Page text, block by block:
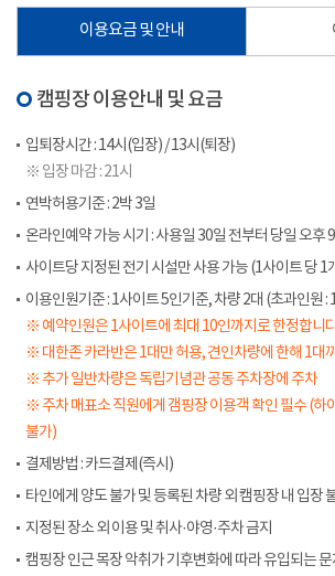
이용요금 및 안내
캠핑장 이용안내 및 요금
입퇴장시간 : 14시(입장) / 13시(퇴장)
※ 입장 마감 : 21시
연박허용기준 : 2박 3일
온라인예약 가능 시기 : 사용일 30일 전부터 당일 오후
사이트당 지정된 전기 시설만 사용 가능 (1사이트 당 1
이용인원기준 : 1사이트 5인기준, 차량 2대 (초과인원 :
※ 예약인원은 1사이트에 최대 10인까지로 한정합니
※ 대한존 카라반은 1대만 허용, 견인차량에 한해 1대
※ 추가 일반차량은 독립기념관 공동 주차장에 주차
※ 주차 매표소 직원에게 갬핑장 이용객 확인 필수 (하
불가)
결제방법 : 카드결제(즉시)
타인에게 양도 불가 및 등록된 차량 외 캠핑장 내 입장
지정된 장소 외 이용 및 취사·야영·주차 금지
캠핑장 인근 목장 악취가 기후변화에 따라 유입되는